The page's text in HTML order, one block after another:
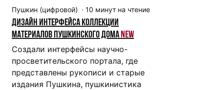
Пушкин ⟨цифровой⟩ · 10 минут на чтение
Дизайн интерфейса коллекции
материалов Пушкинского домаNew
Создали интерфейсы научно-
просветительского портала, где
представлены рукописи и старые
издания Пушкина, пушкинистика